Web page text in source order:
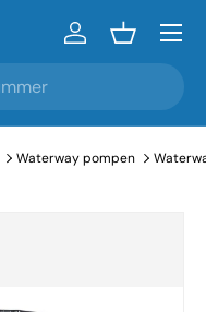
InloggenMandje
Menu
Waterway pompen